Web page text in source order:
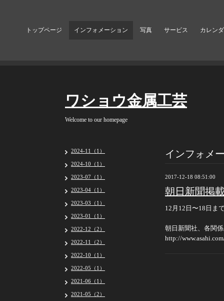
トップページ インフォメーション 写真 サービス カレン
ワショウ金属工芸
Welcome to our homepage
インフォメ
2017-12-18 08:51:00
朝日新聞掲
12月12日〜18日ま
朝日新聞社、各関
http://
2024-11（1）
2024-10（1）
2023-07（1）
2023-04（1）
2023-03（1）
2023-01（1）
2022-12（2）
2022-11（2）
2022-10（1）
2022-05（1）
2021-06（1）
2021-05（2）